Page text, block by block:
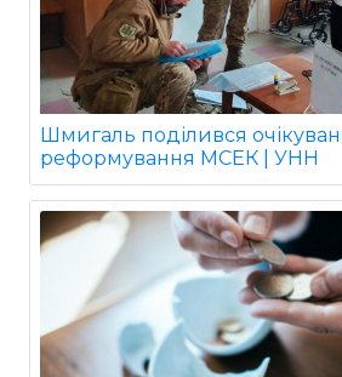
Шмигаль поділився
реформування МСЕК | УНН